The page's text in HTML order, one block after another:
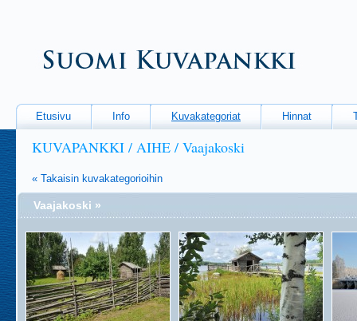
Etusivu Info Kuvakategoriat Hinnat
KUVAPANKKI / AIHE / Vaajakoski
« Takaisin kuvakategorioihin
Vaajakoski »